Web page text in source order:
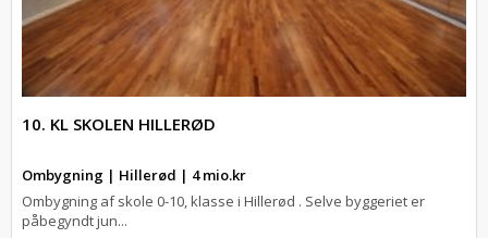
10. KL SKOLEN HILLERØD
Ombygning | Hillerød | 4 mio.kr
Ombygning af skole 0-10, klasse i Hillerød . Selve byggeriet er
påbegyndt jun...